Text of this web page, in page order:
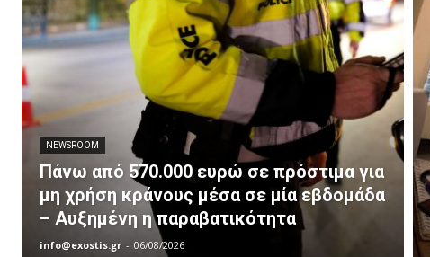
NEWSROOM
Πάνω από 570.000 ευρώ σε πρόστιμα για
μη χρήση κράνους μέσα σε μία εβδομάδα
– Αυξημένη η παραβατικότητα
info@exostis.gr - 06/08/2026